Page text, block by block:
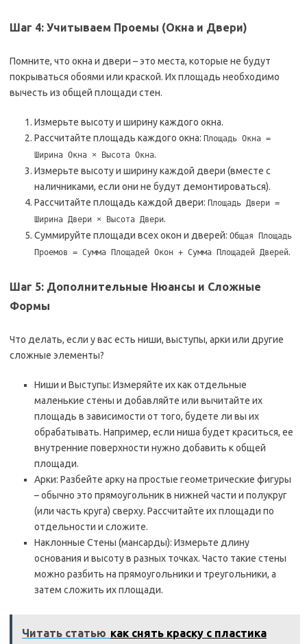
Шаг 4: Учитываем Проемы (Окна и Двери)
Помните, что окна и двери – это места, которые не будут
покрываться обоями или краской. Их площадь необходимо
вычесть из общей площади стен.
Измерьте высоту и ширину каждого окна.
Рассчитайте площадь каждого окна: Площадь Окна =
Ширина Окна × Высота Окна.
Измерьте высоту и ширину каждой двери (вместе с
наличниками, если они не будут демонтироваться).
Рассчитайте площадь каждой двери: Площадь Двери =
Ширина Двери × Высота Двери.
Суммируйте площади всех окон и дверей: Общая Площадь
Проемов = Сумма Площадей Окон + Сумма Площадей Дверей.
Шаг 5: Дополнительные Нюансы и Сложные
Формы
Что делать, если у вас есть ниши, выступы, арки или другие
сложные элементы?
Ниши и Выступы: Измеряйте их как отдельные
маленькие стены и добавляйте или вычитайте их
площадь в зависимости от того, будете ли вы их
обрабатывать. Например, если ниша будет краситься, ее
внутренние поверхности нужно добавить к общей
площади.
Арки: Разбейте арку на простые геометрические фигуры
– обычно это прямоугольник в нижней части и полукруг
(или часть круга) сверху. Рассчитайте их площади по
отдельности и сложите.
Наклонные Стены (мансарды): Измерьте длину
основания и высоту в разных точках. Часто такие стены
можно разбить на прямоугольники и треугольники, а
затем сложить их площади.
Читать статью как снять краску с пластика